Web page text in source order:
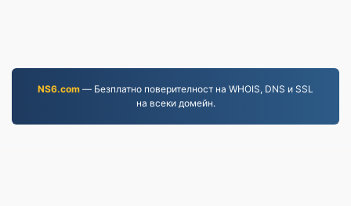
NS6.com — Безплатно поверителност на WHOIS, DNS и SSL
на всеки домейн.